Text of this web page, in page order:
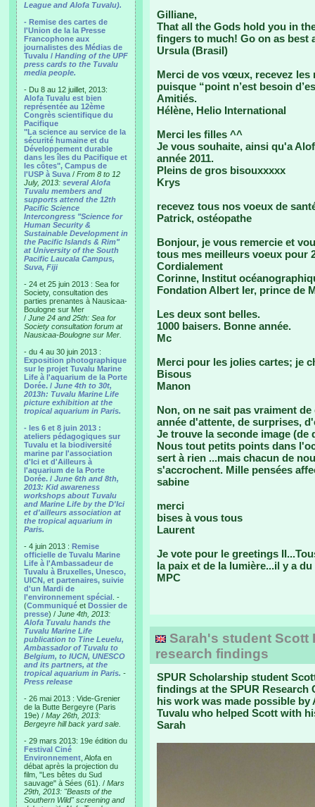
League and Alofa Tuvalu).
- Remise des cartes de
l'Union de la la Presse
Francophone aux
journalistes des Médias de
Tuvalu / Handing of the UPF
press cards to the Tuvalu
media people.
- Du 8 au 12 juillet, 2013:
Alofa Tuvalu est bien
représentée au 12ème
Congrès scientifique du
Pacifique
"La science au service de la
sécurité humaine et du
Développement durable
dans les îles du Pacifique et
les côtes", Campus de
l'USP à Suva / From 8 to 12
July, 2013: several Alofa
Tuvalu members and
supports attend the 12th
Pacific Science
Intercongress "Science for
Human Security &
Sustainable Development in
the Pacific Islands & Rim"
at University of the South
Pacific Laucala Campus,
Suva, Fiji
- 24 et 25 juin 2013 : Sea for
Society, consultation des
parties prenantes à Nausicaa-
Boulogne sur Mer
/ June 24 and 25th: Sea for
Society consultation forum at
Nausicaa-Boulogne sur Mer.
- du 4 au 30 juin 2013 :
Exposition photographique
sur le projet Tuvalu Marine
Life à l'aquarium de la Porte
Dorée. / June 4th to 30t,
2013h: Tuvalu Marine Life
picture exhibition at the
tropical aquarium in Paris.
- les 6 et 8 juin 2013 :
ateliers pédagogiques sur
Tuvalu et la biodiversité
marine par l'association
d'Ici et d'Ailleurs à
l'aquarium de la Porte
Dorée. / June 6th and 8th,
2013: Kid awareness
workshops about Tuvalu
and Marine Life by the D'Ici
et d'ailleurs association at
the tropical aquarium in
Paris.
- 4 juin 2013 : Remise
officielle de Tuvalu Marine
Life à l'Ambassadeur de
Tuvalu à Bruxelles, Unesco,
UICN, et partenaires, suivie
d'un Mardi de
l'environnement spécial . -
(Communiqué et Dossier de
presse) / June 4th, 2013:
Alofa Tuvalu hands the
Tuvalu Marine Life
publication to Tine Leuelu,
Ambassador of Tuvalu to
Belgium, to IUCN, UNESCO
and its partners, at the
tropical aquarium in Paris. -
Press release
- 26 mai 2013 : Vide-Grenier
de la Butte Bergeyre (Paris
19e) / May 26th, 2013:
Bergeyre hill back yard sale.
- 29 mars 2013: 19e édition du
Festival Ciné
Environnement , Alofa en
débat après la projection du
film, "Les bêtes du Sud
sauvage" à Sées (61). / Mars
29th, 2013: "Beasts of the
Southern Wild" screening and
Gilliane,
That all the Gods hold you in
fingers to much! Go on as best
Ursula (Brasil)
Merci de vos vœux, recevez
puisque “point n’est besoin
Amitiés.
Hélène, Helio International
Merci les filles ^^
Je vous souhaite, ainsi qu'a
année 2011.
Pleins de gros bisouxxxxx
Krys
recevez tous nos voeux de
Patrick, ostéopathe
Bonjour, je vous remercie et
tous mes meilleurs voeux pour
Cordialement
Corinne, Institut
Fondation Albert Ier, prince de
Les deux sont belles.
1000 baisers. Bonne année.
Mc
Merci pour les jolies cartes; je
Bisous
Manon
Non, on ne sait pas vraiment
année d'attente, de surprises,
Je trouve la seconde image
Nous tout petits points dans
sert à rien ...mais chacun de
s'accrochent. Mille pensées
sabine
merci
bises à vous tous
Laurent
Je vote pour le greetings
la paix et de la lumière...il y a
MPC
Sarah's student Scott
research findings
SPUR Scholarship student
findings at the SPUR Research
his work was made possible by
Tuvalu who helped Scott with
Sarah